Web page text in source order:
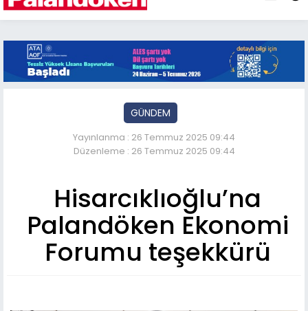
GÜNDEM
Yayınlanma : 26 Temmuz 2025 09:44
Düzenleme : 26 Temmuz 2025 09:44
Hisarcıklıoğlu’na
Palandöken Ekonomi
Forumu teşekkürü